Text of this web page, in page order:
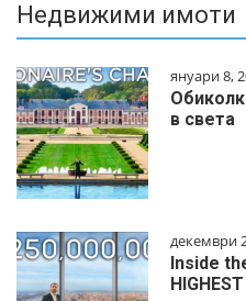
Недвижими имоти
януари 8,
в света
декември
Inside